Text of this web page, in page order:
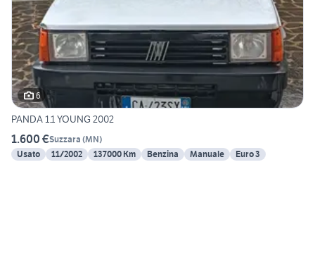
6
PANDA 1.1 YOUNG 2002
1.600 €Suzzara (MN)
Usato
11/2002 137000 Km Benzina Manuale Euro 3